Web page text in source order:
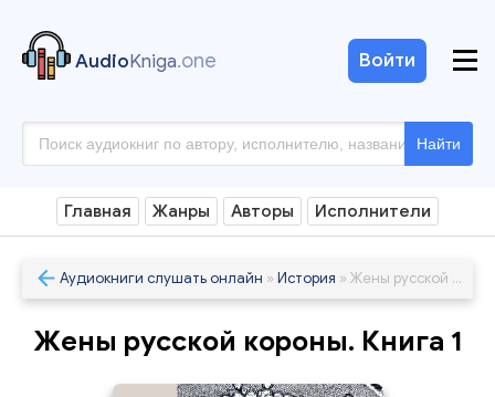
AudioKniga.one
Найти
Войти
Главная Жанры Авторы Исполнители
Аудиокниги слушать онлайн » История » Жены русской короны. Книга 1
Жены русской короны. Книга 1